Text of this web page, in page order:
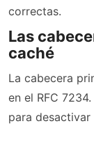
correctas.
Las
caché
La cabecera
en el RFC
para desactivar